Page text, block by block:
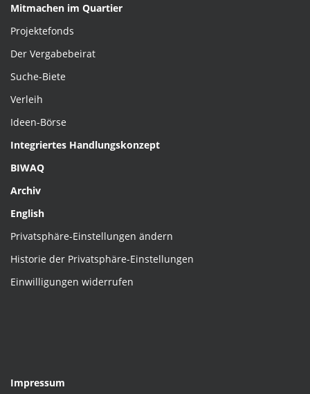
Mitmachen im Quartier
Projektefonds
Der Vergabebeirat
Suche-Biete
Verleih
Ideen-Börse
Integriertes Handlungskonzept
BIWAQ
Archiv
English
Privatsphäre-Einstellungen ändern
Historie der Privatsphäre-Einstellungen
Einwilligungen widerrufen
Impressum